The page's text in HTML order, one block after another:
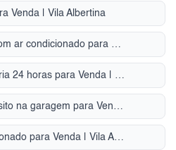
Venda | Vila Albertina
Condomínio Fechado com ar condicionado para Venda | Vila Albertina
Apartamento com portaria 24 horas para Venda | Vila Albertina
Apartamento com depósito na garagem para Venda | Vila Albertina
Sobrado com ar condicionado para Venda | Vila Albertina